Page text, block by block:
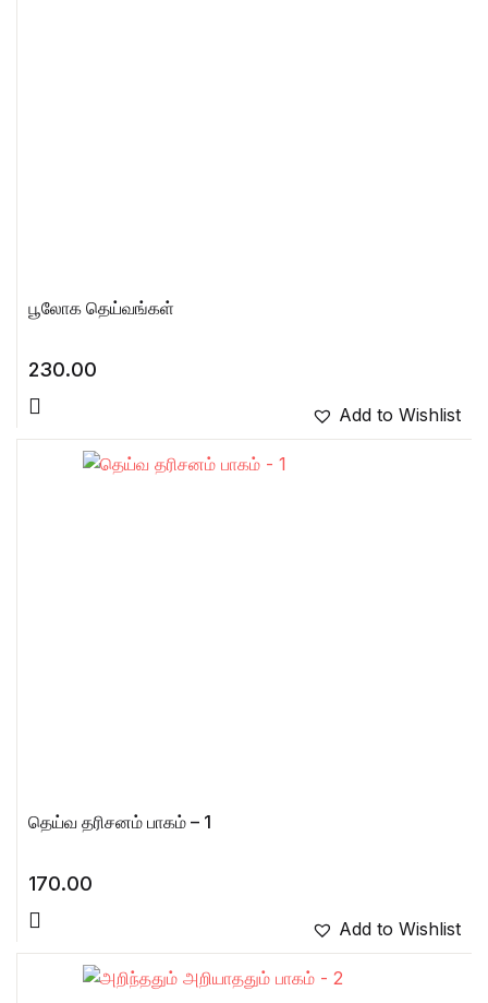
பூலோக தெய்வங்கள்
230.00
Add to Wishlist
தெய்வ தரிசனம் பாகம் – 1
170.00
Add to Wishlist